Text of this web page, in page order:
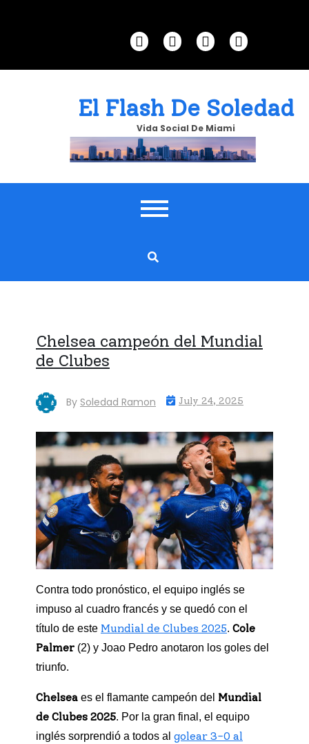
El Flash De Soledad
Vida Social De Miami
Chelsea campeón del Mundial
de Clubes
By Soledad Ramon July 24, 2025
Contra todo pronóstico, el equipo inglés se
impuso al cuadro francés y se quedó con el
título de este Mundial de Clubes 2025. Cole
Palmer (2) y Joao Pedro anotaron los goles del
triunfo.
Chelsea es el flamante campeón del Mundial
de Clubes 2025. Por la gran final, el equipo
inglés sorprendió a todos al golear 3-0 al